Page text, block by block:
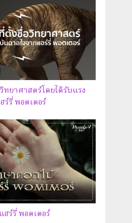
ยาศาสตร์โดยได้รับแรง
รี่ พอตเตอร์
ร์รี่ พอตเตอร์